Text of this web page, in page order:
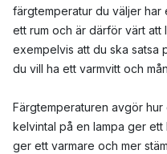
färgtemperatur du väljer har
ett rum och är därför värt att
exempelvis att du ska satsa
du vill ha ett varmvitt och
Färgtemperaturen avgör
kelvintal på en lampa ger
ger ett varmare och mer